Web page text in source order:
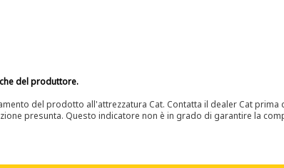
del produttore.
del prodotto all'attrezzatura Cat. Contatta il dealer Cat prima
presunta. Questo indicatore non è in grado di garantire la